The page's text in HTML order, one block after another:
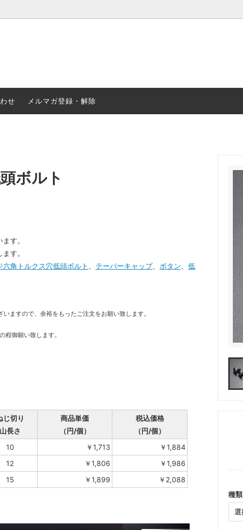
ナット・リベット等
せ メルマガ登録・解除
種類
ボルト
す。
す。
六角トルクス穴低頭ボルト テーパーキャップ、 ボタン
低
ますので、余裕をもったご注文をお願い致します。
御願い致します。
じ切り
山長さ
商品単価
（円/個）
税込価格
（円/個）
10 ￥1,713
￥1,884
12 ￥1,806
￥1,986
15 ￥1,899 ￥2,088